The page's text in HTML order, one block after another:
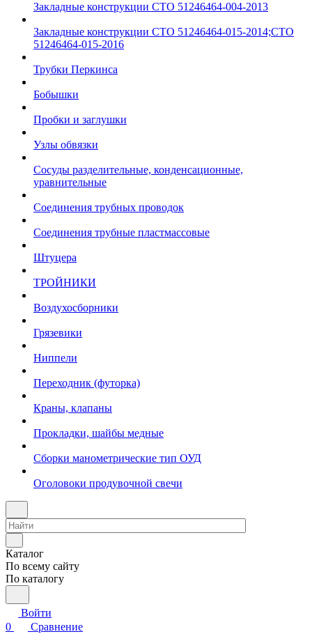
Закладные конструкции СТО 51246464-004-2013
Закладные конструкции СТО 51246464-015-2014;СТО
51246464-015-2016
Трубки Перкинса
Бобышки
Пробки и заглушки
Узлы обвязки
Сосуды разделительные, конденсационные,
уравнительные
Соединения трубных проводок
Соединения трубные пластмассовые
Штуцера
ТРОЙНИКИ
Воздухосборники
Грязевики
Ниппели
Переходник (футорка)
Краны, клапаны
Прокладки, шайбы медные
Сборки манометрические тип ОУД
Оголовоки продувочной свечи
Каталог
По всему сайту
По каталогу
Войти
0
Сравнение